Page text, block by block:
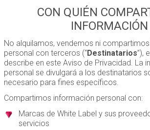
CON QUIÉN
INFORMACIÓN
No alquilamos, vendemos ni
personal con terceros (“Destinatarios”),
describe en este Aviso de Privacidad. La
personal se divulgará a los destinatarios
necesario para fines específicos.
Compartimos información personal con:
Marcas de White Label y sus
servicios